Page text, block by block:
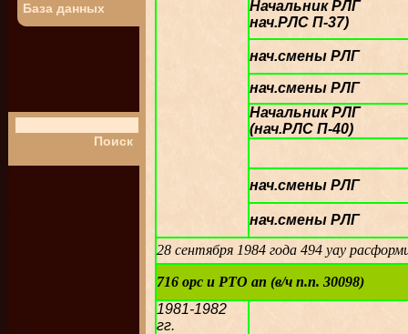
База данных
Начальник РЛГ
нач.РЛС П-37)
нач.смены РЛГ
нач.смены РЛГ
Начальник РЛГ
(нач.РЛС П-40)
нач.смены РЛГ
нач.смены РЛГ
28 сентября 1984 года 494 уау
716 орс и РТО ап (в/ч п.п. 30098)
1981-1982
гг.